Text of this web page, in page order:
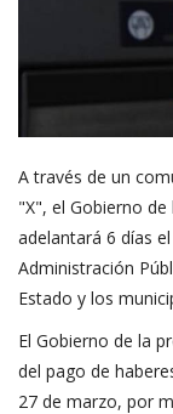
A través de un
"X", el Gobierno
adelantará 6 días
Administración
Estado y los
El Gobierno de la
del pago de
27 de marzo, por